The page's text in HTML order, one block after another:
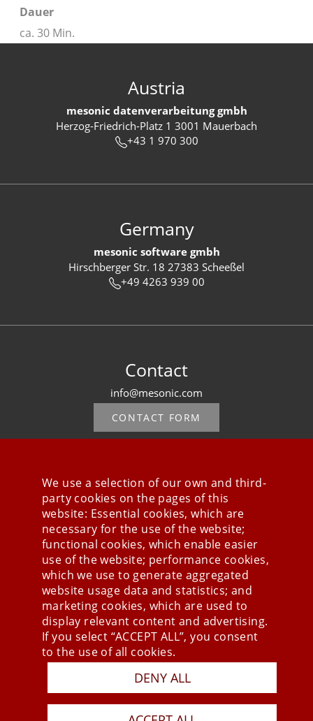
Dauer
ca. 30 Min.
Austria
mesonic datenverarbeitung gmbh
Herzog-Friedrich-Platz 1 3001 Mauerbach
+43 1 970 300
Germany
mesonic software gmbh
Hirschberger Str. 18 27383 Scheeßel
+49 4263 939 00
Contact
info@mesonic.com
CONTACT FORM
Stay connected
Press
Newsletter
STB
We use a selection of our own and third-
party cookies on the pages of this
website: Essential cookies, which are
necessary for the use of the website;
functional cookies, which enable easier
use of the website; performance cookies,
which we use to generate aggregated
website usage data and statistics; and
marketing cookies, which are used to
display relevant content and advertising.
If you select “ACCEPT ALL”, you consent
to the use of all cookies.
DENY ALL